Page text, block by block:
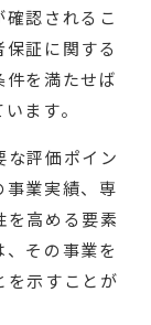
認されるこ
証に関する
を満たせば
ます。
な評価ポイン
事業実績、専
を高める要素
その事業を
を示すことが